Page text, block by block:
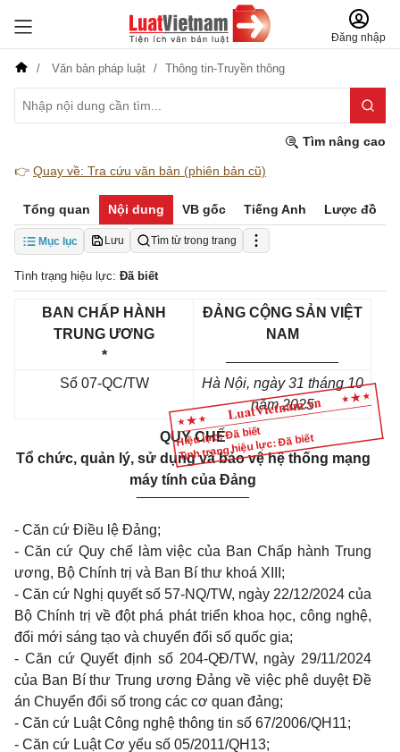
Đăng nhập
Văn bản pháp luật Thông tin-Truyền thông
Tìm nâng cao
👉 Quay về: Tra cứu văn bản (phiên bản cũ)
Tổng quan Nội dung VB gốc Tiếng Anh Lược đồ
Mục lục Lưu Tìm từ trong trang
Tình trạng hiệu lực: Đã biết
Hiệu lực: Đã biết
Tình trạng hiệu lực: Đã biết
BAN CHẤP HÀNH
TRUNG ƯƠNG
*
ĐẢNG CỘNG SẢN VIỆT
NAM
Số 07-QC/TW
Hà Nội, ngày 31 tháng 10
năm 2025
QUY CHẾ
Tổ chức, quản lý, sử dụng và bảo vệ hệ thống mạng
máy tính của Đảng
______________
- Căn cứ Điều lệ Đảng;
- Căn cứ Quy chế làm việc của Ban Chấp hành Trung
ương, Bộ Chính trị và Ban Bí thư khoá XIII;
- Căn cứ Nghị quyết số 57-NQ/TW, ngày 22/12/2024 của
Bộ Chính trị về đột phá phát triển khoa học, công nghệ,
đổi mới sáng tạo và chuyển đổi số quốc gia;
- Căn cứ Quyết định số 204-QĐ/TW, ngày 29/11/2024
của Ban Bí thư Trung ương Đảng về việc phê duyệt Đề
án Chuyển đổi số trong các cơ quan đảng;
- Căn cứ Luật Công nghệ thông tin số 67/2006/QH11;
- Căn cứ Luật Cơ yếu số 05/2011/QH13;